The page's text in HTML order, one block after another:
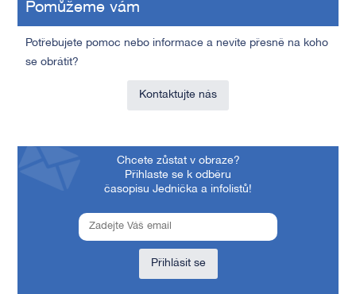
Pomůžeme vám
Potřebujete pomoc nebo informace a nevíte přesně na koho
se obrátit?
Kontaktujte nás
Chcete zůstat v obraze?
Přihlaste se k odběru
časopisu Jednička a infolistů!
Přihlásit se